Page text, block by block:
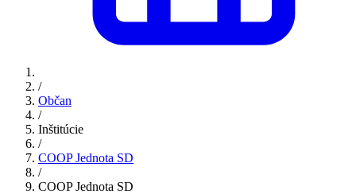
/
Občan
/
Inštitúcie
/
COOP Jednota SD
/
COOP Jednota SD